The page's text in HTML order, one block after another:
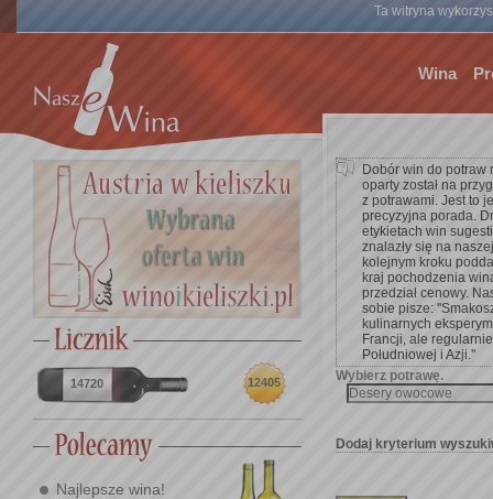
Ta witryna
Wina
14720 12405
Najlepsze wina!
Dobór win do potraw
oparty został na
z potrawami. Jest to
precyzyjna porada.
etykietach win
znalazły się na
kolejnym kroku
kraj pochodzenia
przedział cenowy.
sobie pisze:
kulinarnych
Francji, ale
Południowej i Azji.''
Wybierz potrawę.
Dodaj kryterium